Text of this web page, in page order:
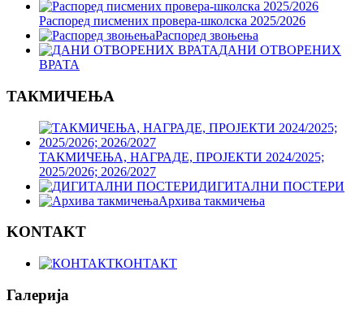
Распоред писмених провера-школска 2025/2026
Распоред звоњења
ДАНИ ОТВОРЕНИХ
ВРАТА
ТАКМИЧЕЊА
ТАКМИЧЕЊА, НАГРАДЕ, ПРОЈЕКТИ 2024/2025;
2025/2026; 2026/2027
ДИГИТАЛНИ ПОСТЕРИ
Архива такмичења
KONTAKT
КОНТАКТ
Галерија